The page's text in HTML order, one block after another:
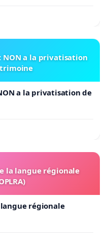
les hôpitaux et les
compétentes de
:
et derniers
usagers de rentrer
le cas dans de
NON a la privatisation
NON a la privatisation de
la langue régionale
régionale